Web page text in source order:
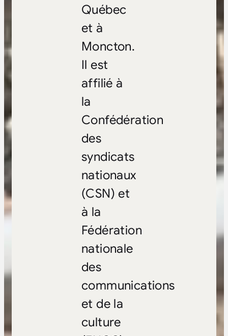
Québec
et à
Moncton.
Il est
affilié à
la
Confédération
des
syndicats
nationaux
(CSN) et
à la
Fédération
nationale
des
communications
et de la
culture